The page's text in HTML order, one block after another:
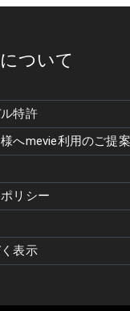
ついて
特許
へmevie利用のご提案
リシー
表示